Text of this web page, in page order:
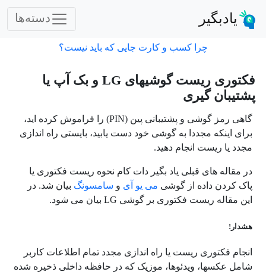
یادبگیر دسته‌ها
چرا کسب و کارت جایی که باید نیست؟
فکتوری ریست گوشیهای LG و بک آپ یا
پشتیبان گیری
گاهی رمز گوشی و پشتیبانی پین (PIN) را فراموش کرده اید،
برای اینکه مجددا به گوشی خود دست یابید، بایستی راه اندازی
مجدد یا ریست انجام دهید.
در مقاله های قبلی یاد بگیر دات کام نحوه ریست فکتوری یا
پاک کردن داده از گوشی می یو آی و سامسونگ بیان شد. در
این مقاله ریست فکتوری بر گوشی LG بیان می شود.
هشدار!
انجام فکتوری ریست یا راه اندازی مجدد تمام اطلاعات کاربر
شامل عکسها، ویدئوها، موزیک که در حافظه داخلی ذخیره شده